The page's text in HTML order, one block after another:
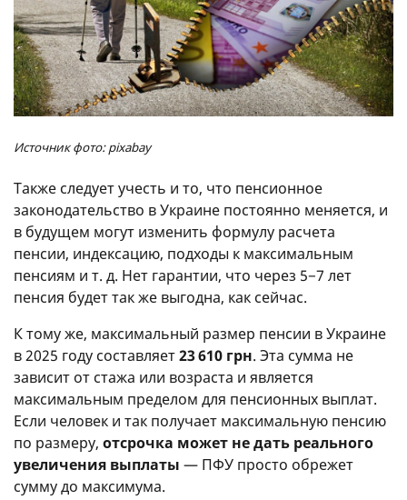
Источник фото: pixabay
Также следует учесть и то, что пенсионное
законодательство в Украине постоянно меняется, и
в будущем могут изменить формулу расчета
пенсии, индексацию, подходы к максимальным
пенсиям и т. д. Нет гарантии, что через 5−7 лет
пенсия будет так же выгодна, как сейчас.
К тому же, максимальный размер пенсии в Украине
в 2025 году составляет23 610 грн. Эта сумма не
зависит от стажа или возраста и является
максимальным пределом для пенсионных выплат.
Если человек и так получает максимальную пенсию
по размеру, отсрочка может не дать реального
увеличения выплаты — ПФУ просто обрежет
сумму до максимума.